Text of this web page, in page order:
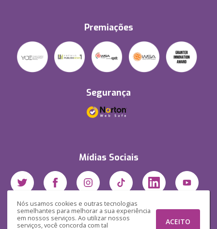
Nós usamos cookies e outras tecnologias
semelhantes para melhorar a sua experiência
em nossos serviços. Ao utilizar nossos
serviços, você concorda com tal
ACEITO
Premiações
Segurança
Mídias Sociais